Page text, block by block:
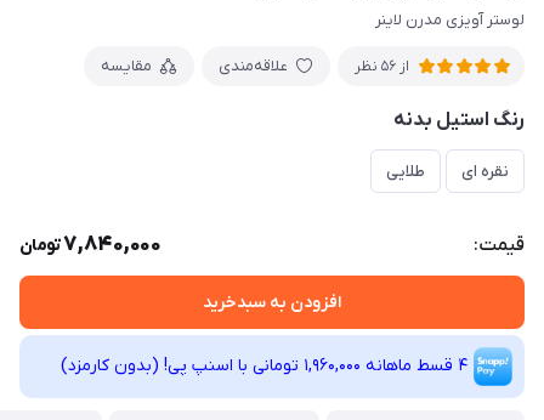
لوستر آویزی مدرن لاینر
از 56 نظر علاقه‌مندی مقایسه
رنگ استیل بدنه
نقره ای طلایی
قیمت: 7,840,000تومان
افزودن به سبدخرید
4 قسط ماهانه 1,960,000 تومانی با اسنپ ‌پی! (بدون کارمزد)